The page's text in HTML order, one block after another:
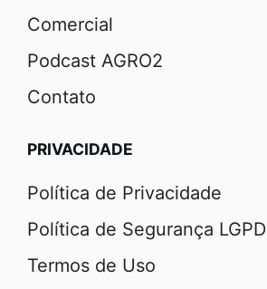
Comercial
Podcast AGRO2
Contato
PRIVACIDADE
Política de Privacidade
Política de Segurança LGPD
Termos de Uso